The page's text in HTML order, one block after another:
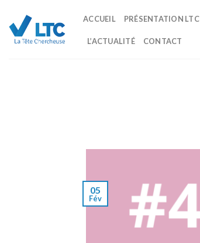
content
ACCUEIL PRÉSENTATION LTC
L’ACTUALITÉ CONTACT
05
Fév